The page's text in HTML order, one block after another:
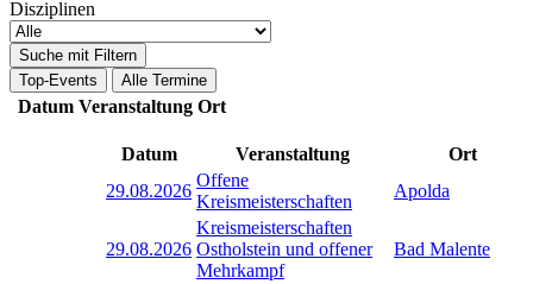
Disziplinen
Suche mit Filtern
Top-Events
Alle Termine
Datum Veranstaltung Ort
Datum Veranstaltung
Ort
29.08.2026
Offene
Kreismeisterschaften
Apolda
29.08.2026
Kreismeisterschaften
Ostholstein und offener
Mehrkampf
Bad Malente